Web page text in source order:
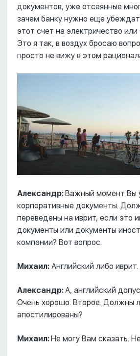
документов, уже отсеянные
зачем банку нужно еще
этот счет на электричество
Это я так, в воздух бросаю
просто не вижу в этом
Александр:Важный момент Вы
корпоративные документы.
переведены на иврит, если это
документы или документы
компании? Вот вопрос.
Михаил: Английский либо иврит.
Александр:А, английский
Очень хорошо. Второе. Должны
апостилированы?
Михаил:Не могу Вам сказать.